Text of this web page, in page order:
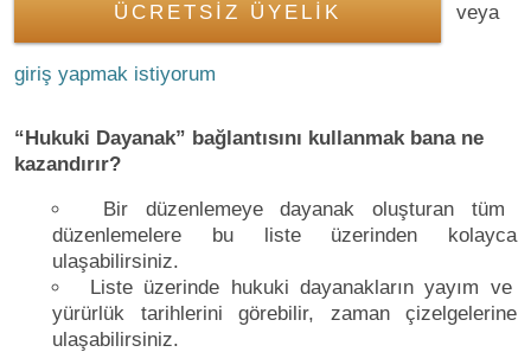
ÜCRETSİZ ÜYELİK veya
giriş yapmak istiyorum
“Hukuki Dayanak” bağlantısını kullanmak bana ne
kazandırır?
Bir düzenlemeye dayanak oluşturan tüm
düzenlemelere bu liste üzerinden kolayca
ulaşabilirsiniz.
Liste üzerinde hukuki dayanakların yayım ve
yürürlük tarihlerini görebilir, zaman çizelgelerine
ulaşabilirsiniz.